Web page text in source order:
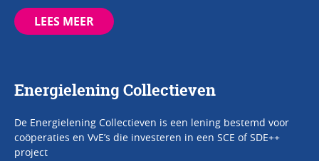
LEES MEER
Energielening Collectieven
De Energielening Collectieven is een lening bestemd voor
coöperaties en VvE’s die investeren in een SCE of SDE++
project